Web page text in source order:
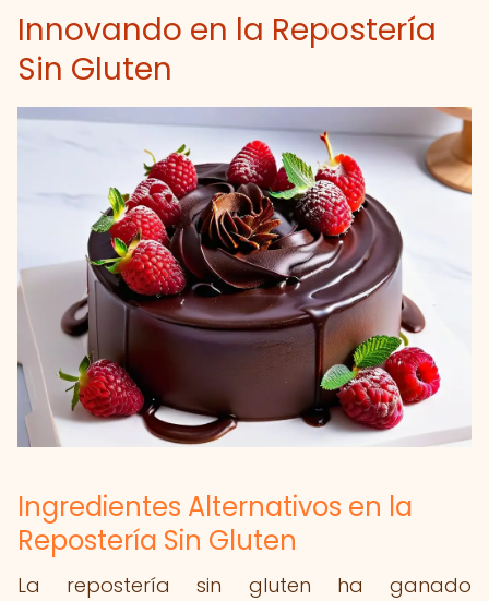
Innovando en la Repostería
Sin Gluten
Ingredientes Alternativos en la
Repostería Sin Gluten
La repostería sin gluten ha ganado